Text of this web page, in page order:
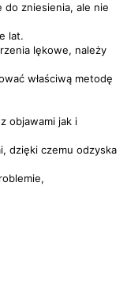
do zniesienia, ale nie
lat.
lękowe, należy
właściwą metodę
objawami jak i
dzięki czemu odzyska